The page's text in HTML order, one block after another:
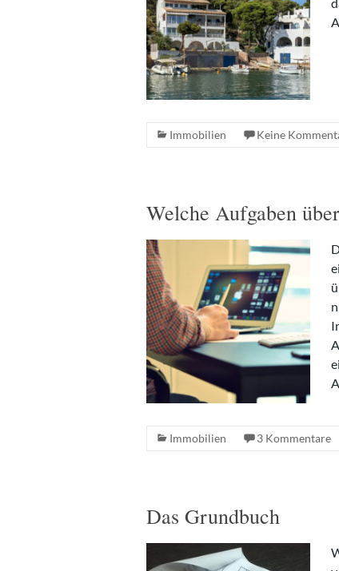
Immobilien Keine
Welche Aufgaben
Immobilien 3 Kommentare
Das Grundbuch